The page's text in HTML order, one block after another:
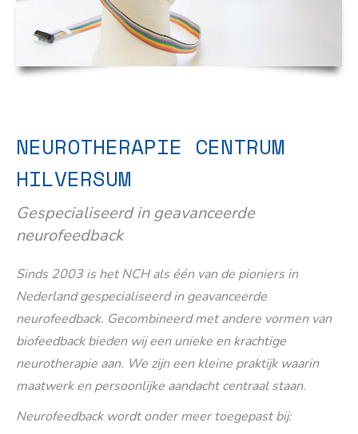
NEUROTHERAPIE CENTRUM
HILVERSUM
Gespecialiseerd in geavanceerde
neurofeedback
Sinds 2003 is het NCH als één van de pioniers in
Nederland gespecialiseerd in geavanceerde
neurofeedback. Gecombineerd met andere vormen van
biofeedback bieden wij een unieke en krachtige
neurotherapie aan. We zijn een kleine praktijk waarin
maatwerk en persoonlijke aandacht centraal staan.
Neurofeedback wordt onder meer toegepast bij: